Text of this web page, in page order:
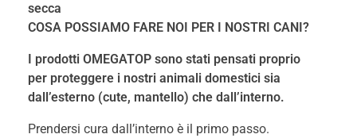
secca
COSA POSSIAMO FARE NOI PER I NOSTRI CANI?
I prodotti OMEGATOP sono stati pensati proprio
per proteggere i nostri animali domestici sia
dall’esterno (cute, mantello) che dall’interno.
Prendersi cura dall’interno è il primo passo.